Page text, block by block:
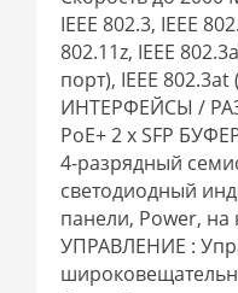
IEEE 802.3, IEEE
802.11z, IEEE
порт), IEEE
ИНТЕРФЕЙСЫ /
PoE+ 2 x SFP
4-разрядный
светодиодный
панели, Power,
УПРАВЛЕНИЕ :